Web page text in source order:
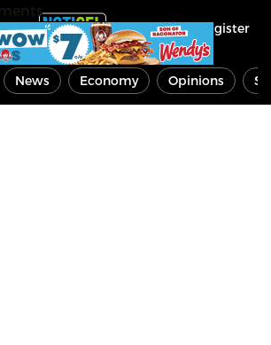
Register
News Economy Opinions